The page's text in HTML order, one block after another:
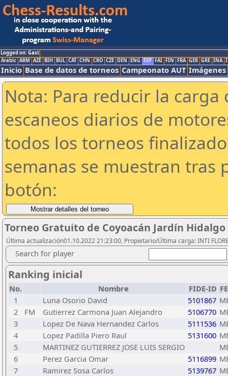
Logged on: Gast
Arabic ARM AZE BIH BUL CAT CHN CRO CZE DEN ENG ESP FAI FIN FRA GER GRE INA
Inicio Base de datos de torneos Campeonato AUT Imágenes
Nota: Para reducir la
escaneos diarios de
todos los torneos
semanas se muestran tras
botón:
Torneo Gratuito de Coyoacán Jardín
Última actualización01.10.2022 21:23:00, Propietario/Última carga: INTI
Search for player
Ranking inicial
No. Nombre FIDE-ID
1
Luna Osorio David 5101867
2
FM Gutierrez Carmona Juan Alejandro 5106770
3
Lopez De Nava Hernandez Carlos 5111536
4
Lopez Padilla Piero Raul 5131600
5
MARTINEZ GUTIERREZ JOSE LUIS SERGIO
6
Perez Garcia Omar 5116899
7
Ramirez Sosa Carlos 5139767